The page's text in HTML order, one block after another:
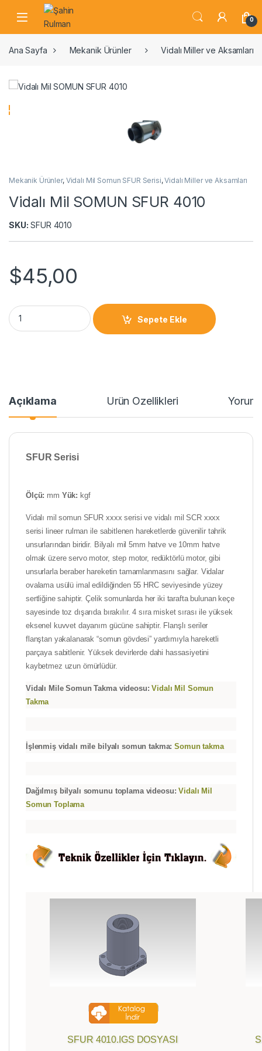
0
Ana Sayfa Mekanik Ürünler Vidalı Miller ve Aksamları
Mekanik Ürünler, Vidalı Mil Somun SFUR Serisi,Vidalı Miller ve Aksamları
Vidalı Mil SOMUN SFUR 4010
SKU: SFUR 4010
$45,00
Sepete Ekle
Açıklama Ürün Özellikleri
SFUR Serisi
Ölçü: mm Yük: kgf
Vidalı mil somun SFUR xxxx serisi ve vidalı mil SCR xxxx
serisi lineer rulman ile sabitlenen hareketlerde güvenilir tahrik
unsurlarından biridir. Bilyalı mil 5mm hatve ve 10mm hatve
olmak üzere servo motor, step motor, redüktörlü motor, gibi
unsurlarla beraber hareketin tamamlanmasını sağlar. Vidalar
ovalama usülü imal edildiğinden 55 HRC seviyesinde yüzey
sertliğine sahiptir. Çelik somunlarda her iki tarafta bulunan keçe
sayesinde toz dışarıda bırakılır. 4 sıra misket sırası ile yüksek
eksenel kuvvet dayanım gücüne sahiptir. Flanşlı seriler
flanştan yakalanarak “somun gövdesi” yardımıyla hareketli
parçaya sabitlenir. Yüksek devirlerde dahi hassasiyetini
kaybetmez uzun ömürlüdür.
Vidalı Mile Somun Takma videosu:Vidalı Mil Somun
Takma
İşlenmiş vidalı mile bilyalı somun takma:Somun takma
Dağılmış bilyalı somunu toplama videosu:Vidalı Mil
Somun Toplama
SFUR 4010.IGS DOSYASI